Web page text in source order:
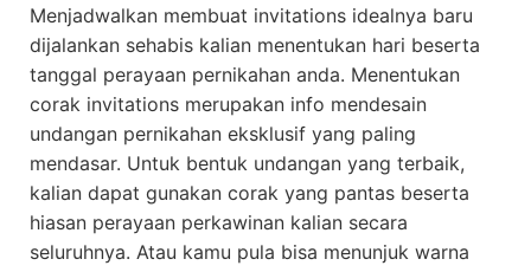
Menjadwalkan membuat invitations idealnya baru
dijalankan sehabis kalian menentukan hari beserta
tanggal perayaan pernikahan anda. Menentukan
corak invitations merupakan info mendesain
undangan pernikahan eksklusif yang paling
mendasar. Untuk bentuk undangan yang terbaik,
kalian dapat gunakan corak yang pantas beserta
hiasan perayaan perkawinan kalian secara
seluruhnya. Atau kamu pula bisa menunjuk warna